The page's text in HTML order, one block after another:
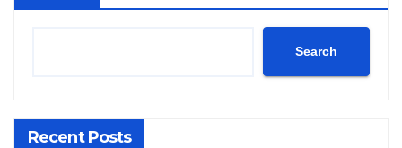
Search
Recent Posts